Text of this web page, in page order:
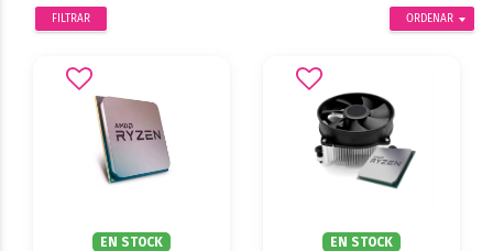
ORDENAR
FILTRAR
EN STOCK
EN STOCK